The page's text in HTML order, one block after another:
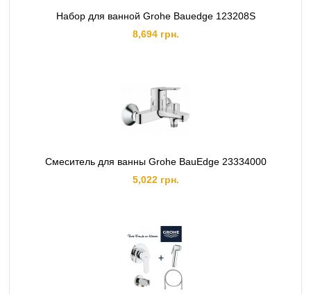
Набор для ванной Grohe Bauedge 123208S
8,694 грн.
Смеситель для ванны Grohe BauEdge 23334000
5,022 грн.